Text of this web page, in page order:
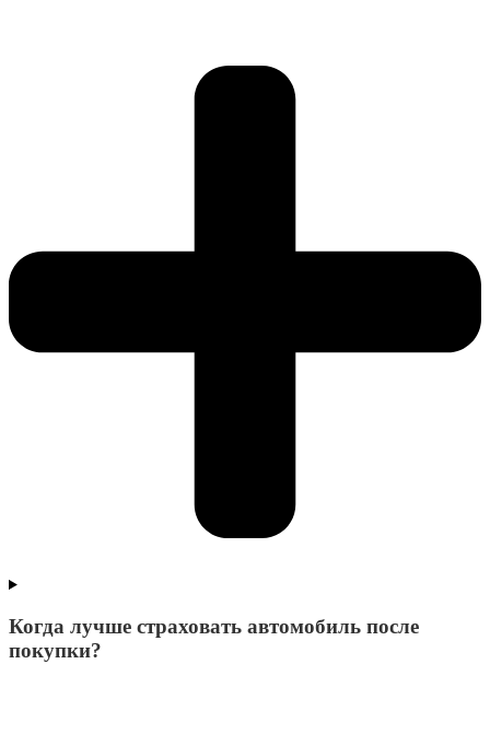
Когда лучше страховать автомобиль после
покупки?